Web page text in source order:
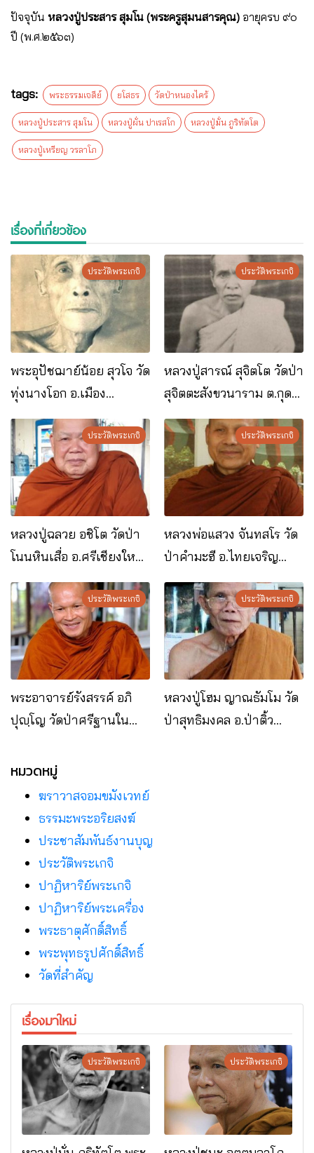
ปัจจุบัน หลวงปู่ประสาร สุมโน (พระครูสุมนสารคุณ) อายุครบ ๙๐
ปี (พ.ศ.๒๕๖๓)
tags: พระธรรมเจดีย์ ยโสธร วัดป่าหนองไคร้
หลวงปู่ประสาร สุมโน หลวงปู่ผั่น ปาเรสโก หลวงปู่มั่น ภูริทัตโต
หลวงปู่เหรียญ วรลาโภ
เรื่องที่เกี่ยวข้อง
ประวัติพระเกจิ
พระอุปัชฌาย์น้อย สุวโจ วัด
ทุ่งนางโอก อ.เมือง
จ.ยโสธร
ประวัติพระเกจิ
หลวงปู่สารณ์ สุจิตโต วัดป่า
สุจิตตะสังขวนาราม ต.กุด
น้ำใส อ.ค้อวัง จ.ยโสธร
ประวัติพระเกจิ
หลวงปู่ฉลวย อชิโต วัดป่า
โนนหินเสื่อ อ.ศรีเชียงใหม่
จ.หนองคาย
ประวัติพระเกจิ
หลวงพ่อแสวง จันทสโร วัด
ป่าคำมะฮี อ.ไทยเจริญ
จ.ยโสธร
ประวัติพระเกจิ
พระอาจารย์รังสรรค์ อภิ
ปุญฺโญ วัดป่าศรีฐานใน
ประวัติพระเกจิ
หลวงปู่โฮม ญาณธัมโม วัด
ป่าสุทธิมงคล อ.ป่าติ้ว
หมวดหมู่
ฆราวาสจอมขมังเวทย์
ธรรมะพระอริยสงฆ์
ประชาสัมพันธ์งานบุญ
ประวัติพระเกจิ
ปาฏิหาริย์พระเกจิ
ปาฏิหาริย์พระเครื่อง
พระธาตุศักดิ์สิทธิ์
พระพุทธรูปศักดิ์สิทธิ์
วัดที่สําคัญ
เรื่องมาใหม่
ประวัติพระเกจิ ประวัติพระเกจิ